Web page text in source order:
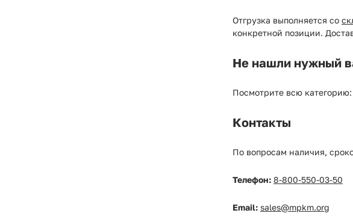
Отгрузка выполняется со
конкретной позиции.
Не нашли нужный
Посмотрите всю категорию:
Контакты
По вопросам наличия,
Телефон: 8-800-550-03-50
Email: sales@mpkm.org